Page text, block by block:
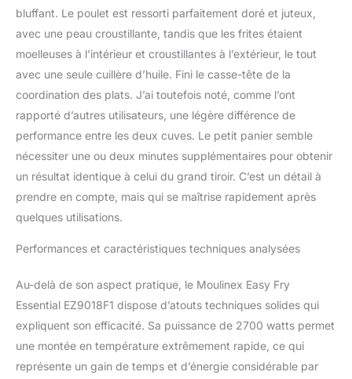
bluffant. Le poulet est ressorti parfaitement doré et juteux,
avec une peau croustillante, tandis que les frites étaient
moelleuses à l’intérieur et croustillantes à l’extérieur, le tout
avec une seule cuillère d’huile. Fini le casse-tête de la
coordination des plats. J’ai toutefois noté, comme l’ont
rapporté d’autres utilisateurs, une légère différence de
performance entre les deux cuves. Le petit panier semble
nécessiter une ou deux minutes supplémentaires pour obtenir
un résultat identique à celui du grand tiroir. C’est un détail à
prendre en compte, mais qui se maîtrise rapidement après
quelques utilisations.
Performances et caractéristiques techniques analysées
Au-delà de son aspect pratique, le Moulinex Easy Fry
Essential EZ9018F1 dispose d’atouts techniques solides qui
expliquent son efficacité. Sa puissance de 2700 watts permet
une montée en température extrêmement rapide, ce qui
représente un gain de temps et d’énergie considérable par